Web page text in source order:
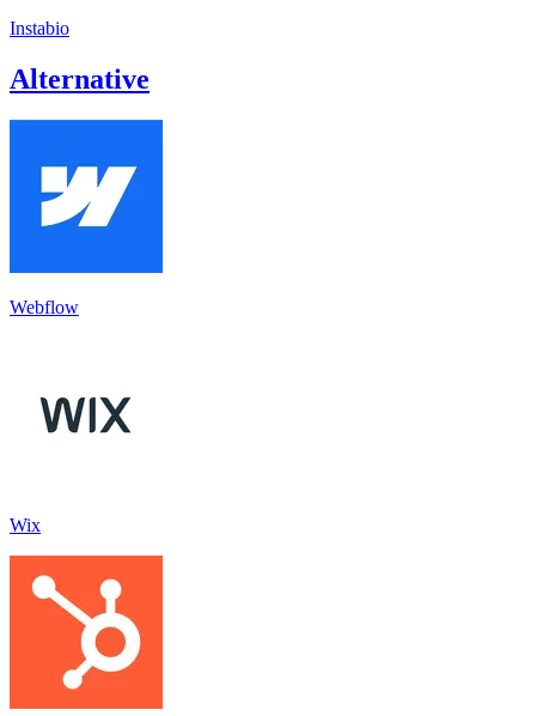
Instabio
Alternative
Webflow
Wix